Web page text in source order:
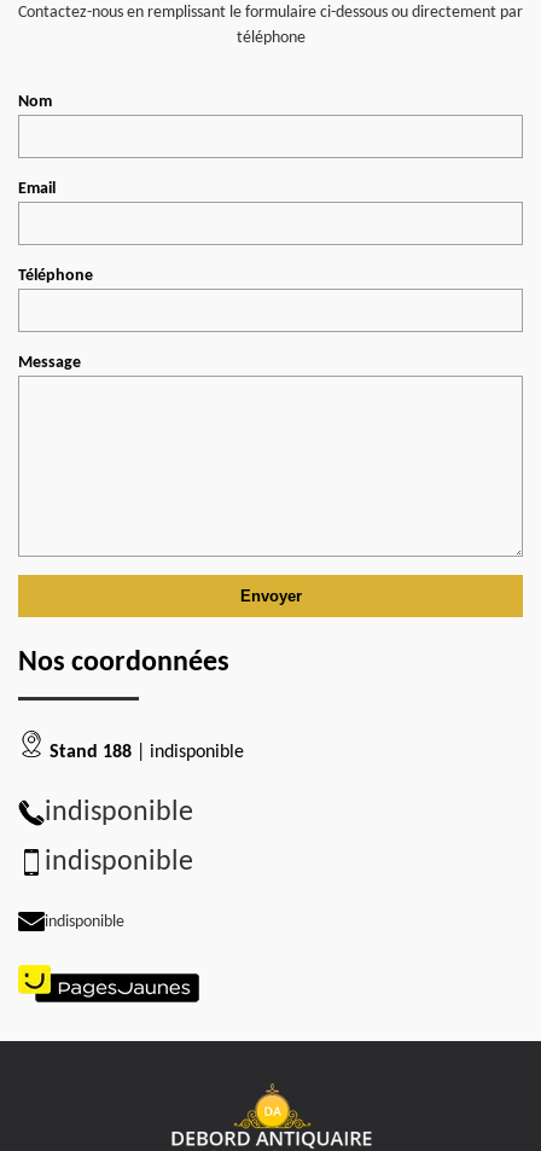
Contactez-nous en remplissant le formulaire ci-dessous ou directement par
téléphone
Nom
Email
Téléphone
Message
Nos coordonnées
Stand 188 | indisponible
indisponible
indisponible
indisponible